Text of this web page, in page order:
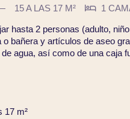
15 A LAS 17 M² 1
hasta 2 personas (adulto,
o bañera y artículos de aseo
agua, así como de una caja
17 m²